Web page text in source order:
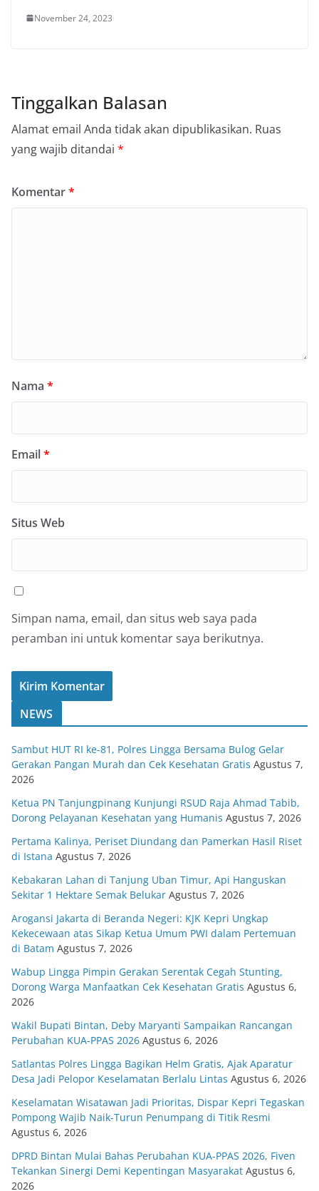
November 24, 2023
Tinggalkan Balasan
Alamat email Anda tidak akan dipublikasikan. Ruas
yang wajib ditandai *
Komentar*
Nama *
Email*
Situs Web
Simpan nama, email, dan situs web saya pada
peramban ini untuk komentar saya berikutnya.
NEWS
Sambut HUT RI ke-81, Polres Lingga Bersama Bulog Gelar
Gerakan Pangan Murah dan Cek Kesehatan Gratis Agustus 7,
2026
Ketua PN Tanjungpinang Kunjungi RSUD Raja Ahmad Tabib,
Dorong Pelayanan Kesehatan yang Humanis Agustus 7, 2026
Pertama Kalinya, Periset Diundang dan Pamerkan Hasil Riset
di Istana Agustus 7, 2026
Kebakaran Lahan di Tanjung Uban Timur, Api Hanguskan
Sekitar 1 Hektare Semak Belukar Agustus 7, 2026
Arogansi Jakarta di Beranda Negeri: KJK Kepri Ungkap
Kekecewaan atas Sikap Ketua Umum PWI dalam Pertemuan
di Batam Agustus 7, 2026
Wabup Lingga Pimpin Gerakan Serentak Cegah Stunting,
Dorong Warga Manfaatkan Cek Kesehatan Gratis Agustus 6,
2026
Wakil Bupati Bintan, Deby Maryanti Sampaikan Rancangan
Perubahan KUA-PPAS 2026 Agustus 6, 2026
Satlantas Polres Lingga Bagikan Helm Gratis, Ajak Aparatur
Desa Jadi Pelopor Keselamatan Berlalu Lintas Agustus 6, 2026
Keselamatan Wisatawan Jadi Prioritas, Dispar Kepri Tegaskan
Pompong Wajib Naik-Turun Penumpang di Titik Resmi
Agustus 6, 2026
DPRD Bintan Mulai Bahas Perubahan KUA-PPAS 2026, Fiven
Tekankan Sinergi Demi Kepentingan Masyarakat Agustus 6,
2026